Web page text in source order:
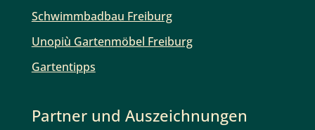
Schwimmbadbau Freiburg
Unopiù Gartenmöbel Freiburg
Gartentipps
Partner und Auszeichnungen